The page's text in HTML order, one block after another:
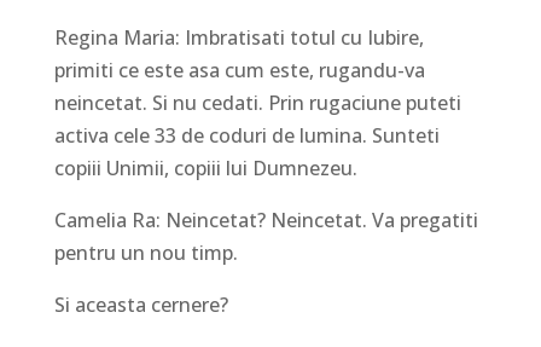
Regina Maria: Imbratisati totul cu Iubire,
primiti ce este asa cum este, rugandu-va
neincetat. Si nu cedati. Prin rugaciune puteti
activa cele 33 de coduri de lumina. Sunteti
copiii Unimii, copiii lui Dumnezeu.
Camelia Ra: Neincetat? Neincetat. Va pregatiti
pentru un nou timp.
Si aceasta cernere?